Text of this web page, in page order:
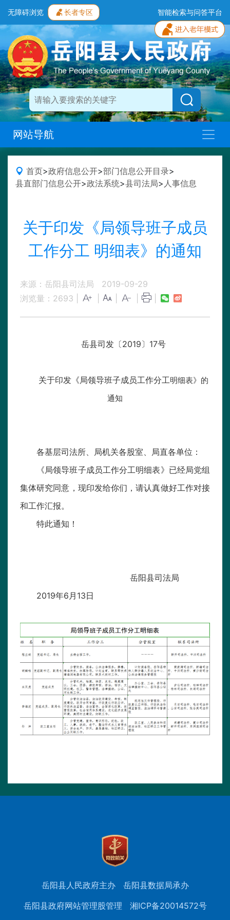
无障碍浏览 长者专区 智能检索与问答平台
网站导航
首页>政府信息公开>部门信息公开目录>
县直部门信息公开>政法系统>县司法局> 人事信息
关于印发《局领导班子成员
工作分工 明细表》的通知
来源：岳阳县司法局
2019-09-29
浏览量： 2693
岳县司发〔2019〕17号
关于印发《局领导班子成员工作分工明细表》的
通知
各基层司法所、局机关各股室、局直各单位：
《局领导班子成员工作分工明细表》已经局党组
集体研究同意，现印发给你们，请认真做好工作对接
和工作汇报。
特此通知！
岳阳县司法局
2019年6月13日
岳阳县人民政府主办
岳阳县数据局承办
岳阳县政府网站管理股管理
湘ICP备20014572号